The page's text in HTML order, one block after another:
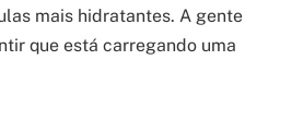
mais hidratantes. A gente
que está carregando uma